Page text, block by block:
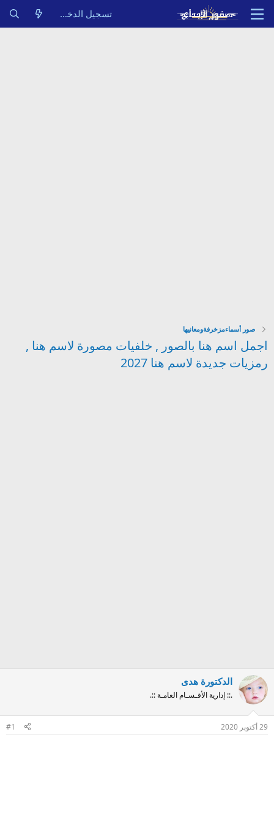
تسجيل الدخول
صور أسماءمزخرفةومعانيها
اجمل اسم هنا بالصور , خلفيات مصورة لاسم هنا ,
رمزيات جديدة لاسم هنا 2027
الدكتورة هدى
.:: إدارية الأقـسـام العامـة ::.
29 أكتوبر 2020 #1